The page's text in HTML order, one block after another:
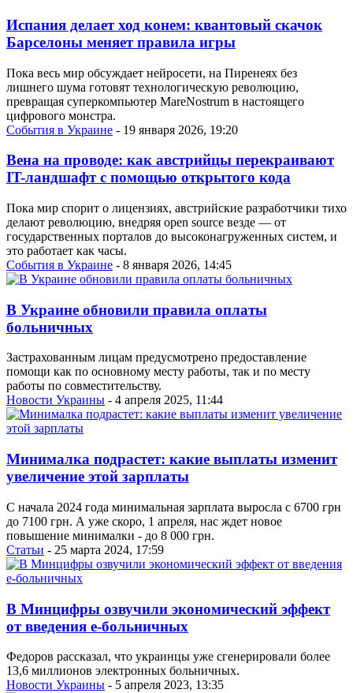
Испания делает ход конем: квантовый скачок
Барселоны меняет правила игры
Пока весь мир обсуждает нейросети, на Пиренеях без
лишнего шума готовят технологическую революцию,
превращая суперкомпьютер MareNostrum в настоящего
цифрового монстра.
События в Украине - 19 января 2026, 19:20
Вена на проводе: как австрийцы перекраивают
IT-ландшафт с помощью открытого кода
Пока мир спорит о лицензиях, австрийские разработчики тихо
делают революцию, внедряя open source везде — от
государственных порталов до высоконагруженных систем, и
это работает как часы.
События в Украине - 8 января 2026, 14:45
В Украине обновили правила оплаты
больничных
Застрахованным лицам предусмотрено предоставление
помощи как по основному месту работы, так и по месту
работы по совместительству.
Новости Украины - 4 апреля 2025, 11:44
Минималка подрастет: какие выплаты изменит
увеличение этой зарплаты
С начала 2024 года минимальная зарплата выросла с 6700 грн
до 7100 грн. А уже скоро, 1 апреля, нас ждет новое
повышение минималки - до 8 000 грн.
Статьи - 25 марта 2024, 17:59
В Минцифры озвучили экономический эффект
от введения е-больничных
Федоров рассказал, что украинцы уже сгенерировали более
13,6 миллионов электронных больничных.
Новости Украины - 5 апреля 2023, 13:35